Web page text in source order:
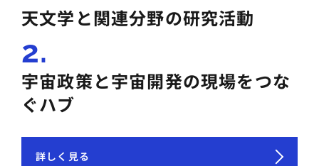
天文学と関連分野の研究活動
2.
宇宙政策と宇宙開発の現場をつな
ぐハブ
詳しく見る